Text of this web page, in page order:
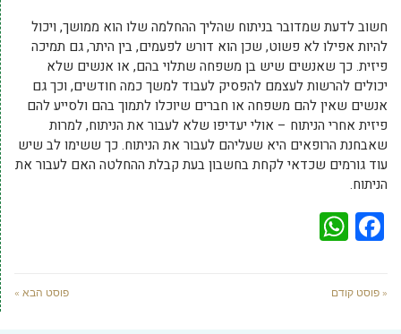
חשוב לדעת שמדובר בניתוח שהליך ההחלמה שלו הוא ממושך, ויכול
להיות אפילו לא פשוט, שכן הוא דורש לפעמים, בין היתר, גם תמיכה
פיזית. כך שאנשים שיש בן משפחה שתלוי בהם, או אנשים שלא
יכולים להרשות לעצמם להפסיק לעבוד למשך כמה חודשים, וכך גם
אנשים שאין להם משפחה או חברים שיוכלו לתמוך בהם ולסייע להם
פיזית אחרי הניתוח – אולי יעדיפו שלא לעבור את הניתוח, למרות
שאבחנת הרופאים היא שעליהם לעבור את הניתוח. כך ששימו לב שיש
עוד גורמים שכדאי לקחת בחשבון בעת קבלת ההחלטה האם לעבור את
הניתוח.
Facebook
« פוסט קודם פוסט הבא »